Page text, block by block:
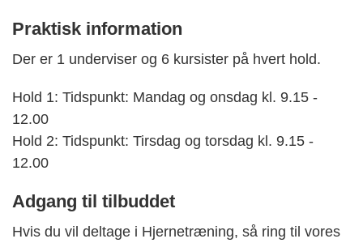
Praktisk information
Der er 1 underviser og 6 kursister på hvert hold.
Hold 1: Tidspunkt: Mandag og onsdag kl. 9.15 -
12.00
Hold 2: Tidspunkt: Tirsdag og torsdag kl. 9.15 -
12.00
Adgang til tilbuddet
Hvis du vil deltage i Hjernetræning, så ring til vores